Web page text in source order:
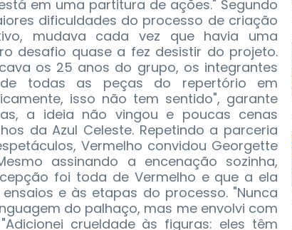
em uma partitura de ações." Segundo
dificuldades do processo de criação
mudava cada vez que havia uma
desafio quase a fez desistir do projeto.
os 25 anos do grupo, os integrantes
todas as peças do repertório em
isso não tem sentido", garante
a ideia não vingou e poucas cenas
da Azul Celeste. Repetindo a parceria
Vermelho convidou Georgette
assinando a encenação sozinha,
foi toda de Vermelho e que a ela
e às etapas do processo. "Nunca
do palhaço, mas me envolvi com
crueldade às figuras: eles têm